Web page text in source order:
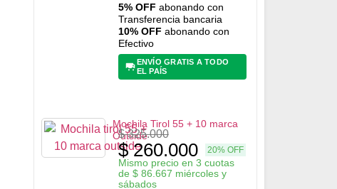
5% OFF abonando con
Transferencia bancaria
10% OFF abonando con
Efectivo
ENVÍO GRATIS A TODO
EL PAÍS
Mochila Tirol 55 + 10 marca
Outside
$325.000
$260.000 20% OFF
Mismo precio en 3 cuotas
de $86.667 miércoles y
sábados